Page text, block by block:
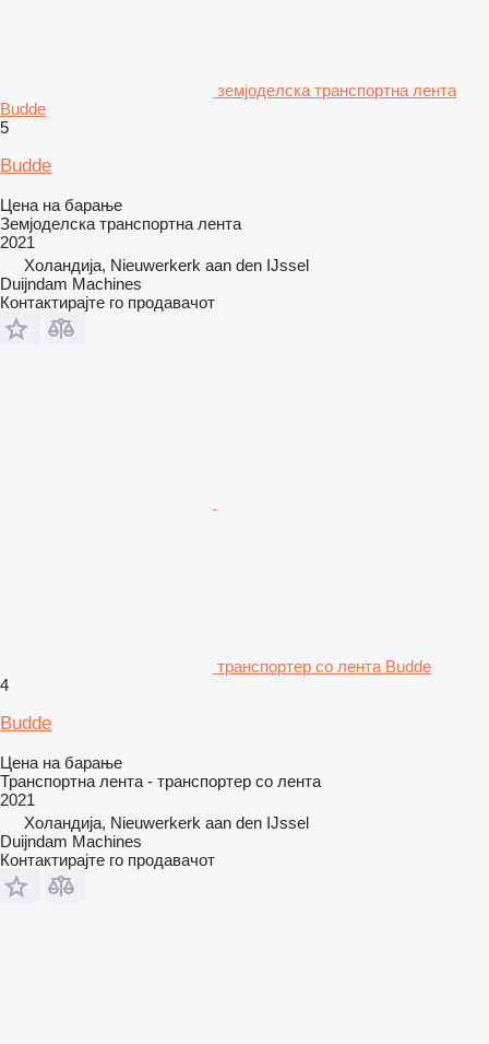
земјоделска транспортна лента
Budde
5
Budde
Цена на барање
Земјоделска транспортна лента
2021
Холандија, Nieuwerkerk aan den IJssel
Duijndam Machines
Контактирајте го продавачот
транспортер со лента Budde
4
Budde
Цена на барање
Транспортна лента - транспортер со лента
2021
Холандија, Nieuwerkerk aan den IJssel
Duijndam Machines
Контактирајте го продавачот